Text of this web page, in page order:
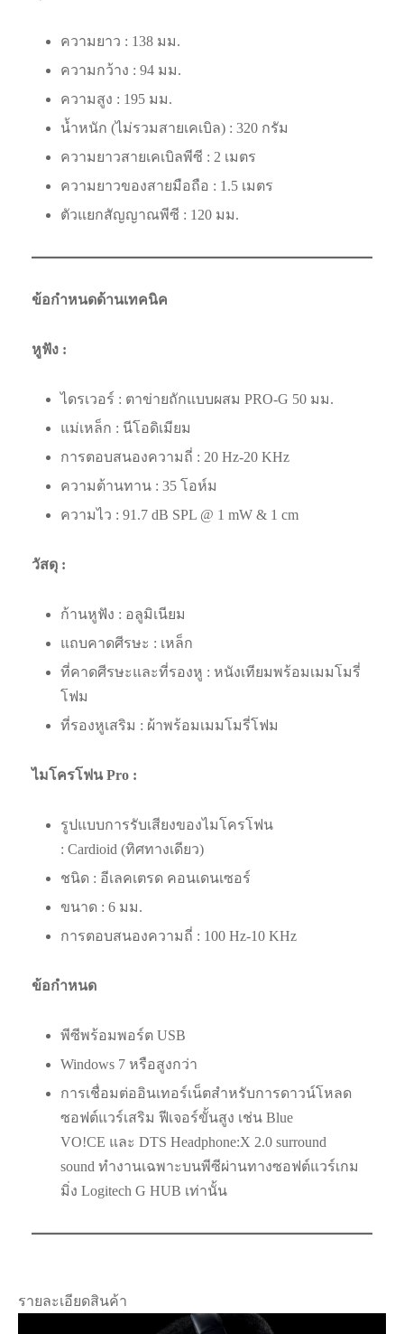
ความยาว : 138 มม.
ความกว้าง : 94 มม.
ความสูง : 195 มม.
น้ำหนัก (ไม่รวมสายเคเบิล) : 320 กรัม
ความยาวสายเคเบิลพีซี : 2 เมตร
ความยาวของสายมือถือ : 1.5 เมตร
ตัวแยกสัญญาณพีซี : 120 มม.
ข้อกำหนดด้านเทคนิค
หูฟัง :
ไดรเวอร์ : ตาข่ายถักแบบผสม PRO-G 50 มม.
แม่เหล็ก : นีโอดิเมียม
การตอบสนองความถี่ : 20 Hz-20 KHz
ความต้านทาน : 35 โอห์ม
ความไว : 91.7 dB SPL @ 1 mW & 1 cm
วัสดุ :
ก้านหูฟัง : อลูมิเนียม
แถบคาดศีรษะ : เหล็ก
ที่คาดศีรษะและที่รองหู : หนังเทียมพร้อมเมมโมรี่
โฟม
ที่รองหูเสริม : ผ้าพร้อมเมมโมรี่โฟม
ไมโครโฟน Pro :
รูปแบบการรับเสียงของไมโครโฟน
: Cardioid (ทิศทางเดียว)
ชนิด : อีเลคเตรด คอนเดนเซอร์
ขนาด : 6 มม.
การตอบสนองความถี่ : 100 Hz-10 KHz
ข้อกำหนด
พีซีพร้อมพอร์ต USB
Windows 7 หรือสูงกว่า
การเชื่อมต่ออินเทอร์เน็ตสำหรับการดาวน์โหลด
ซอฟต์แวร์เสริม ฟีเจอร์ขั้นสูง เช่น Blue
VO!CE และ DTS Headphone:X 2.0 surround
sound ทำงานเฉพาะบนพีซีผ่านทางซอฟต์แวร์เกม
มิ่ง Logitech G HUB เท่านั้น
รายละเอียดสินค้า